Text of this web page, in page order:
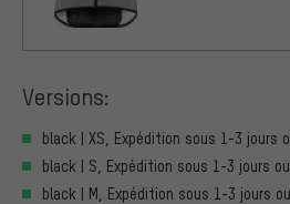
Versions:
black | XS, Expédition sous 1-3 jours
black | S, Expédition sous 1-3 jours
black | M, Expédition sous 1-3 jours